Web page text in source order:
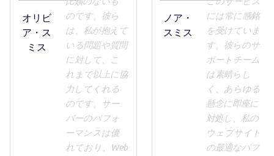
オリビ
ア・ス
ミス
のです。彼ら
は、私が抱えて
いる問題や質問
に対して、こ
れまで以上に協
力してくれる
のです。サー
バーのパフォ
ーマンスは優
れており、Web
ノア・
スミス
には常に感銘
を受けていま
す。彼らのサ
ポートチーム
は素晴らし
く、あらゆる
懸念に即座に
対処し、私の
ウェブサイト
の最適なパフ